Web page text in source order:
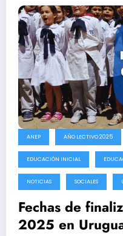
ANEP AÑO LECTIVO 2025
EDUCACIÓN INICIAL
NOTICIAS SOCIALES
Fechas de
2025 en